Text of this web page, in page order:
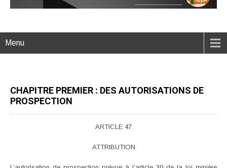
Menu
CHAPITRE PREMIER : DES AUTORISATIONS DE
PROSPECTION
ARTICLE 47
ATTRIBUTION